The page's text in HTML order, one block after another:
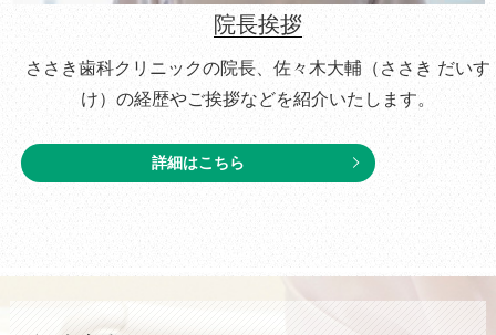
院長挨拶
ささき歯科クリニックの院長、佐々木大輔（ささき だいす
け）の経歴やご挨拶などを紹介いたします。
詳細はこちら